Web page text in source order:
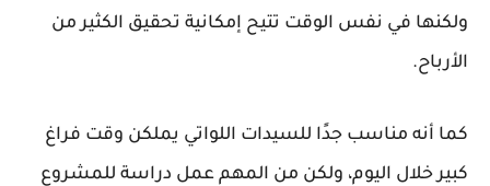
ولكنها في نفس الوقت تتيح إمكانية تحقيق الكثير من
الأرباح.
كما أنه مناسب جدًا للسيدات اللواتي يملكن وقت فراغ
كبير خلال اليوم، ولكن من المهم عمل دراسة للمشروع